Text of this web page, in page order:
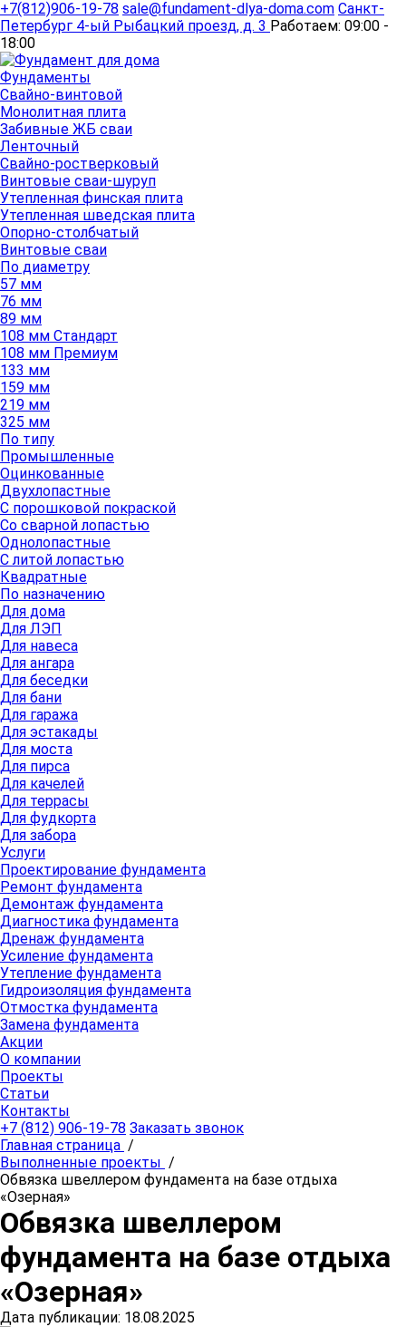
+7(812)906-19-78 sale@fundament-dlya-doma.com Санкт-
Петербург 4-ый Рыбацкий проезд, д. 3 Работаем: 09:00 -
18:00
Фундаменты
Свайно-винтовой
Монолитная плита
Забивные ЖБ сваи
Ленточный
Свайно-ростверковый
Винтовые сваи-шуруп
Утепленная финская плита
Утепленная шведская плита
Опорно-столбчатый
Винтовые сваи
По диаметру
57 мм
76 мм
89 мм
108 мм Стандарт
108 мм Премиум
133 мм
159 мм
219 мм
325 мм
По типу
Промышленные
Оцинкованные
Двухлопастные
С порошковой покраской
Со сварной лопастью
Однолопастные
С литой лопастью
Квадратные
По назначению
Для дома
Для ЛЭП
Для навеса
Для ангара
Для беседки
Для бани
Для гаража
Для эстакады
Для моста
Для пирса
Для качелей
Для террасы
Для фудкорта
Для забора
Услуги
Проектирование фундамента
Ремонт фундамента
Демонтаж фундамента
Диагностика фундамента
Дренаж фундамента
Усиление фундамента
Утепление фундамента
Гидроизоляция фундамента
Отмостка фундамента
Замена фундамента
Акции
О компании
Проекты
Статьи
Контакты
+7 (812) 906-19-78 Заказать звонок
Главная страница /
Выполненные проекты /
Обвязка швеллером фундамента на базе отдыха
«Озерная»
Обвязка швеллером
фундамента на базе отдыха
«Озерная»
Дата публикации: 18.08.2025